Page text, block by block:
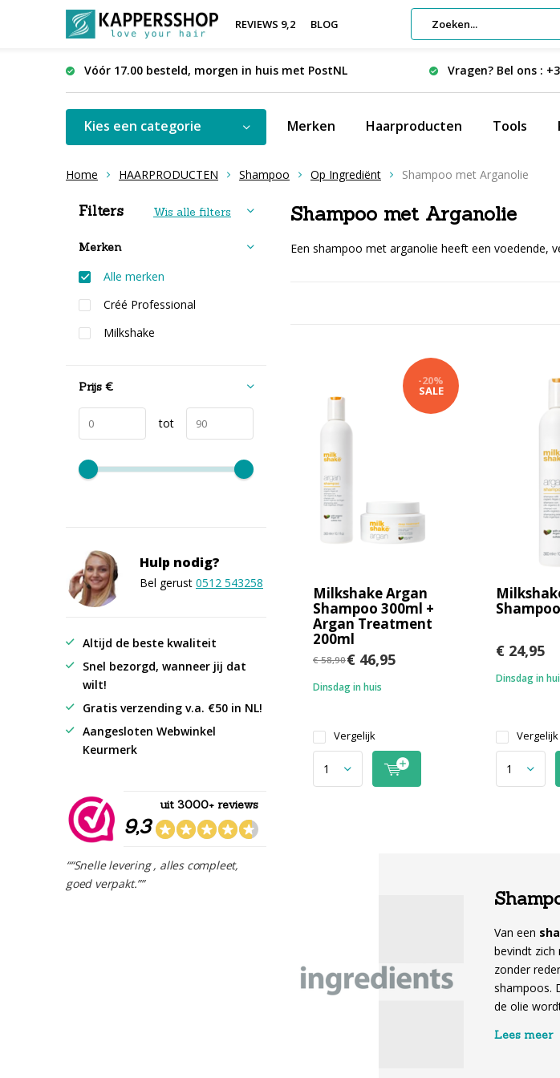
REVIEWS 9,2 BLOG
Vóór 17.00 besteld, morgen in huis met PostNL Vragen? Bel ons :
Kies een categorie Merken Haarproducten Tools
Home HAARPRODUCTEN Shampoo Op Ingrediënt Shampoo met Arganolie
Shampoo met Arganolie
Een shampoo met arganolie heeft een voedende,
Milkshake Argan
Shampoo 300ml +
Argan Treatment
200ml
-20%
SALE
€ 58,90€ 46,95
Dinsdag in huis
Vergelijk
€ 24,95
Dinsdag in
Vergelijk
Van een
bevindt
zonder
shampoos.
de olie
In het
Lees meer
Sorteren op:
Filters Wis alle filters
Merken
Alle merken
Créé Professional
Milkshake
Prijs €
tot
Hulp nodig?
Bel gerust 0512 543258
Altijd de beste kwaliteit
Snel bezorgd, wanneer jij dat
wilt!
Gratis verzending v.a. €50 in NL!
Aangesloten Webwinkel
Keurmerk
9,3
uit 3000+ reviews
““Snelle levering , alles compleet,
goed verpakt.””